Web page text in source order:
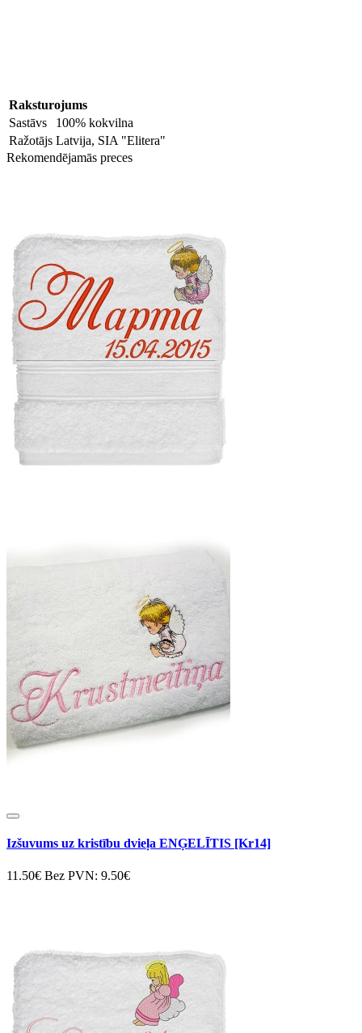
Raksturojums
Sastāvs
100% kokvilna
Ražotājs Latvija, SIA "Elitera"
Rekomendējamās preces
Izšuvums uz kristību dvieļa ENĢELĪTIS [Kr14]
11.50€ Bez PVN: 9.50€